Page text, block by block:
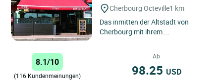
Cherbourg Octeville1 km
Das inmitten der Altstadt von
Cherbourg mit ihrem
8.1/10
(116 Kundenmeinungen)
Ab
98.25 USD